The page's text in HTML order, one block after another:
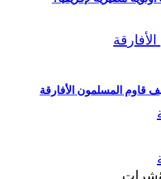
قاوم المسلمون الأفارقة